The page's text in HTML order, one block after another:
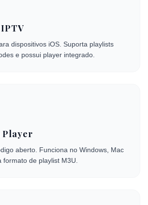
IPTV
dispositivos iOS. Suporta playlists
e possui player integrado.
Player
aberto. Funciona no Windows, Mac
formato de playlist M3U.